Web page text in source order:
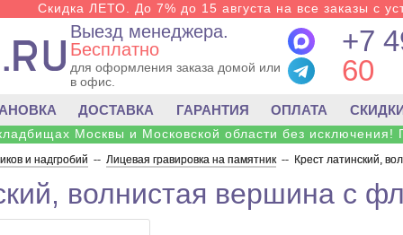
Скидка ЛЕТО. До 7% до 15 августа на все заказы с
Выезд менеджера.
Бесплатно
для оформления заказа домой или
в офис.
+7
60
ДОСТАВКА ГАРАНТИЯ ОПЛАТА
Москвы и Московской области без исключения!
и надгробий -- Лицевая гравировка на памятник -- Крест латинский,
волнистая вершина с